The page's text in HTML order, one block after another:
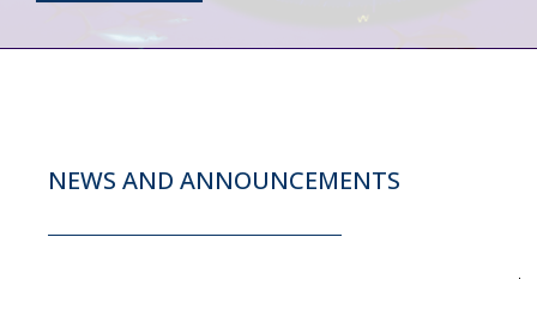
NEWS AND ANNOUNCEMENTS